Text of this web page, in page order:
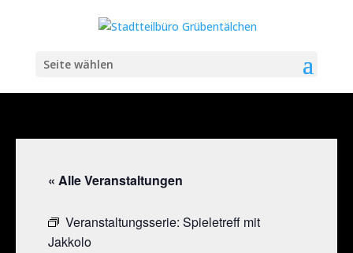
Seite wählen
« Alle Veranstaltungen
Veranstaltungsserie: Spieletreff mit
Jakkolo